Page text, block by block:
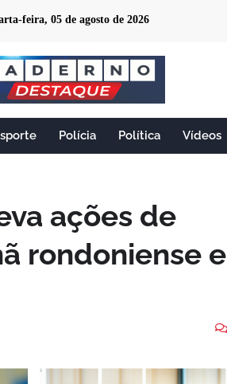
feira, 05 de agosto de 2026
Polícia Política Vídeos
ações de
rondoniense e